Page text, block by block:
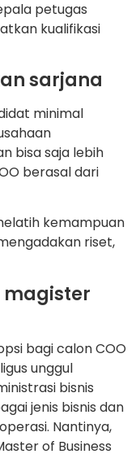
petugas
kualifikasi
sarjana
minimal
bisa saja lebih
berasal dari
kemampuan
riset,
magister
bagi calon COO
unggul
bisnis
jenis bisnis dan
Nantinya,
of Business